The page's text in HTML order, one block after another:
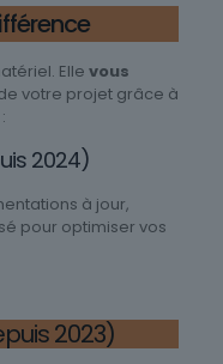
Elle vous
votre projet grâce à
2024)
à jour,
pour optimiser vos
2023)